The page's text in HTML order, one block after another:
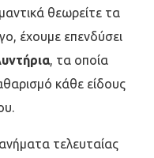
θεωρείτε τα
έχουμε επενδύσει
, τα οποία
κάθε είδους
τελευταίας